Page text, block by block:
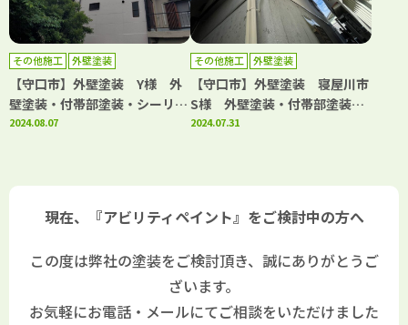
その他施工 外壁塗装
【守口市】外壁塗装 Y様 外
壁塗装・付帯部塗装・シーリン
グ工事・補修工事 アビリティ
2024.08.07
その他施工 外壁塗装
【守口市】外壁塗装 寝屋川市
S様 外壁塗装・付帯部塗装・
補修工事 アビリティペイント
2024.07.31
現在、『アビリティペイント』をご検討中の方へ
この度は弊社の塗装をご検討頂き、誠にありがとうご
ざいます。
お気軽にお電話・メールにてご相談をいただけました